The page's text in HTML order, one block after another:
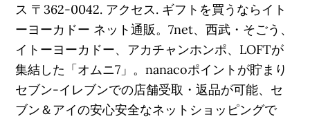
ス 〒362-0042. アクセス. ギフトを買うならイト
ーヨーカドー ネット通販。7net、西武・そごう、
イトーヨーカドー、アカチャンホンポ、LOFTが
集結した「オムニ7」。nanacoポイントが貯まり
セブン-イレブンでの店舗受取・返品が可能、セ
ブン＆アイの安心安全なネットショッピングで